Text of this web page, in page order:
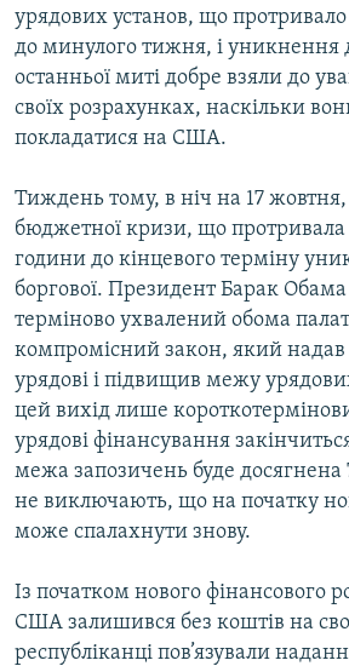
СВІДЧЕННЯ ОКУПАЦІЇ
УКРАЇНСЬКА ПРОБЛЕМА КРИМУ
ІНФОГРАФІКА
Qırımtatar
ДОЛУЧАЙСЯ!
Усі сайти RFE/RL
урядових установ, що протривало
до минулого тижня, і уникнення
останньої миті добре взяли до
своїх розрахунках, наскільки
покладатися на США.
Тиждень тому, в ніч на 17
бюджетної кризи, що протривала
години до кінцевого терміну
боргової. Президент Барак Обама
терміново ухвалений обома
компромісний закон, який надав
урядові і підвищив межу
цей вихід лише
урядові фінансування
межа запозичень буде досягнена
не виключають, що на початку
може спалахнути знову.
Із початком нового фінансового
США залишився без коштів на
республіканці пов’язували